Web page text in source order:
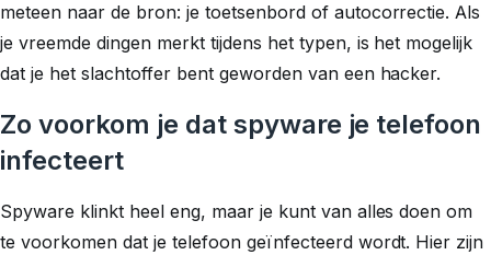
meteen naar de bron: je toetsenbord of autocorrectie. Als
je vreemde dingen merkt tijdens het typen, is het mogelijk
dat je het slachtoffer bent geworden van een hacker.
Zo voorkom je dat spyware je telefoon
infecteert
Spyware klinkt heel eng, maar je kunt van alles doen om
te voorkomen dat je telefoon geïnfecteerd wordt. Hier zijn